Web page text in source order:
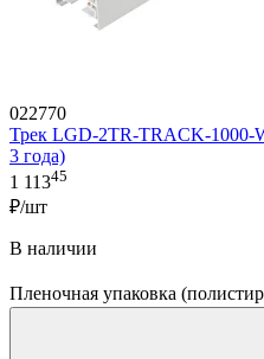
022770
Трек LGD-2TR-TRACK-1000-
3 года)
1 11345
₽/шт
В наличии
Пленочная упаковка